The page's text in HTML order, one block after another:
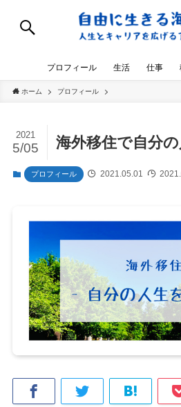
プロフィール 生活 仕事
ホーム プロフィール
海外移住で自分
2021
5/05
プロフィール 2021.05.01